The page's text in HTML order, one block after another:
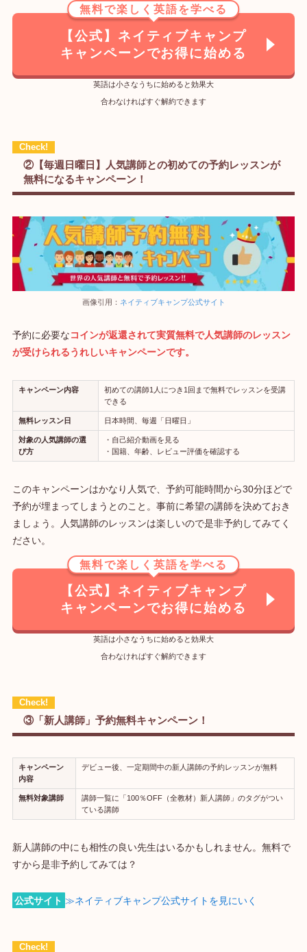
無料で楽しく英語を学べる
【公式】ネイティブキャンプ
キャンペーンでお得に始める
英語は小さなうちに始めると効果大
合わなければすぐ解約できます
②【毎週日曜日】人気講師との初めての予約レッスンが
無料になるキャンペーン！
画像引用： ネイティブキャンプ公式サイト
予約に必要なコインが返還されて実質無料で人気講師のレッスン
が受けられるうれしいキャンペーンです。
キャンペーン内容
初めての講師1人につき1回まで無料でレッスンを受講
できる
無料レッスン日 日本時間、毎週「日曜日」
対象の人気講師の選
び方
・自己紹介動画を見る
・国籍、年齢、レビュー評価を確認する
このキャンペーンはかなり人気で、予約可能時間から30分ほどで
予約が埋まってしまうとのこと。事前に希望の講師を決めておき
ましょう。人気講師のレッスンは楽しいので是非予約してみてく
ださい。
無料で楽しく英語を学べる
【公式】ネイティブキャンプ
キャンペーンでお得に始める
英語は小さなうちに始めると効果大
合わなければすぐ解約できます
③「新人講師」予約無料キャンペーン！
キャンペーン
内容
デビュー後、一定期間中の新人講師の予約レッスンが無料
無料対象講師
講師一覧に「100％OFF（全教材）新人講師」のタグがつい
ている講師
新人講師の中にも相性の良い先生はいるかもしれません。無料で
すから是非予約してみては？
公式サイト ≫ネイティブキャンプ公式サイトを見にいく